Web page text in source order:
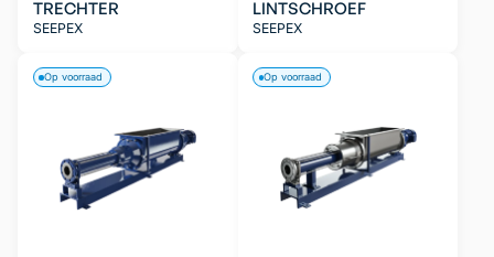
TRECHTER
SEEPEX
LINTSCHROEF
SEEPEX
Op voorraad Op voorraad